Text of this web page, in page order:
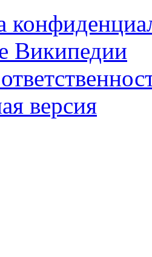
Википедии
версия